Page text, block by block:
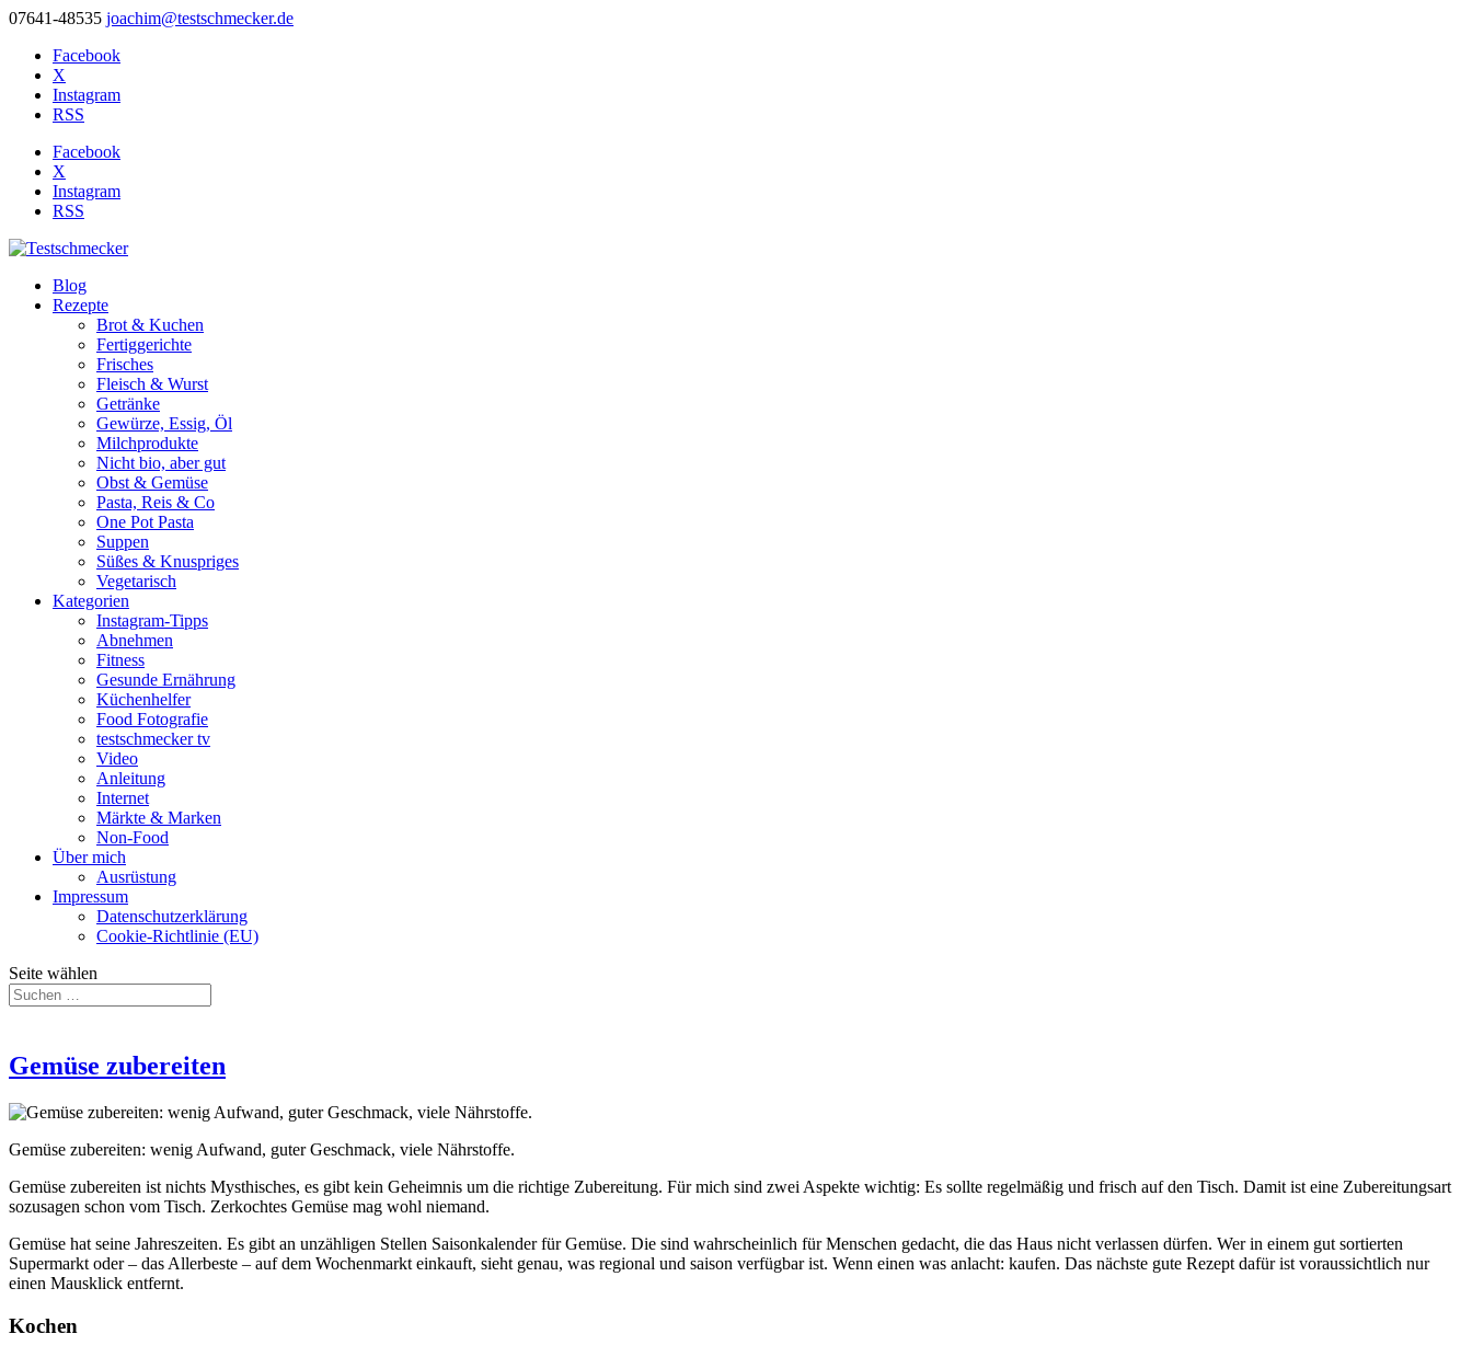
07641-48535 joachim@testschmecker.de
Facebook
X
Instagram
RSS
Facebook
X
Instagram
RSS
Blog
Rezepte
Brot & Kuchen
Fertiggerichte
Frisches
Fleisch & Wurst
Getränke
Gewürze, Essig, Öl
Milchprodukte
Nicht bio, aber gut
Obst & Gemüse
Pasta, Reis & Co
One Pot Pasta
Suppen
Süßes & Knuspriges
Vegetarisch
Kategorien
Instagram-Tipps
Abnehmen
Fitness
Gesunde Ernährung
Küchenhelfer
Food Fotografie
testschmecker tv
Video
Anleitung
Internet
Märkte & Marken
Non-Food
Über mich
Ausrüstung
Impressum
Datenschutzerklärung
Cookie-Richtlinie (EU)
Seite wählen
Gemüse zubereiten
Gemüse zubereiten: wenig Aufwand, guter Geschmack, viele Nährstoffe.
Gemüse zubereiten ist nichts Mysthisches, es gibt kein Geheimnis um die richtige Zubereitung. Für mich sind zwei Aspekte wichtig: Es sollte regelmäßig und frisch auf den Tisch. Damit ist eine Zubereitungsart
sozusagen schon vom Tisch. Zerkochtes Gemüse mag wohl niemand.
Gemüse hat seine Jahreszeiten. Es gibt an unzähligen Stellen Saisonkalender für Gemüse. Die sind wahrscheinlich für Menschen gedacht, die das Haus nicht verlassen dürfen. Wer in einem gut sortierten
Supermarkt oder – das Allerbeste – auf dem Wochenmarkt einkauft, sieht genau, was regional und saison verfügbar ist. Wenn einen was anlacht: kaufen. Das nächste gute Rezept dafür ist voraussichtlich nur
einen Mausklick entfernt.
Kochen